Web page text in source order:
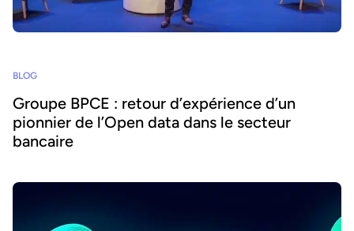
BLOG
Groupe BPCE : retour d’expérience d’un
pionnier de l’Open data dans le secteur
bancaire